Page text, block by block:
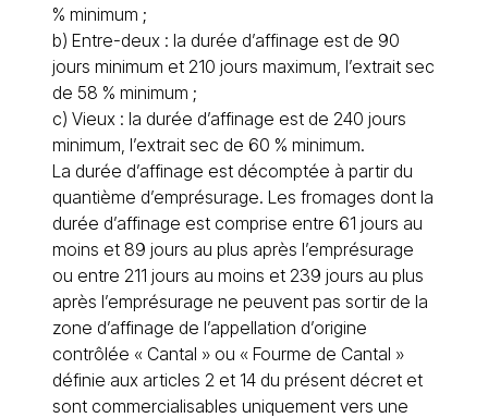
% minimum ;
b) Entre-deux : la durée d’affinage est de 90
jours minimum et 210 jours maximum, l’extrait sec
de 58 % minimum ;
c) Vieux : la durée d’affinage est de 240 jours
minimum, l’extrait sec de 60 % minimum.
La durée d’affinage est décomptée à partir du
quantième d’emprésurage. Les fromages dont la
durée d’affinage est comprise entre 61 jours au
moins et 89 jours au plus après l’emprésurage
ou entre 211 jours au moins et 239 jours au plus
après l’emprésurage ne peuvent pas sortir de la
zone d’affinage de l’appellation d’origine
contrôlée « Cantal » ou « Fourme de Cantal »
définie aux articles 2 et 14 du présent décret et
sont commercialisables uniquement vers une